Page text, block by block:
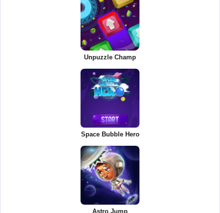
Unpuzzle Champ
Space Bubble Hero
Astro Jump